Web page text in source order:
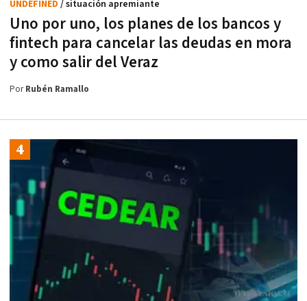
Uno por uno, los planes de los bancos y
fintech para cancelar las deudas en mora
y como salir del Veraz
UNDEFINED / situación apremiante
PorRubén Ramallo